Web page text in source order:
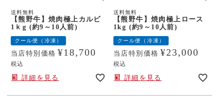
送料無料
【熊野牛】焼肉極上カルビ
1ｋg (約9～10人前)
クール便（冷凍）
当店特別価格 ¥18,700
税込
詳細を見る
送料無料
【熊野牛】焼肉極上ロース
1kg (約9～10人前)
クール便（冷凍）
当店特別価格 ¥23,000
税込
詳細を見る